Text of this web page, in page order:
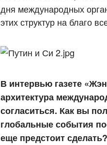
дня международных
этих структур на благо
В интервью газете
архитектура
согласиться. Как вы
глобальные события
еще предстоит сделать?